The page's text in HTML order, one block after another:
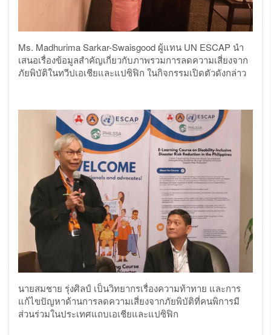
Ms. Madhurima Sarkar-Swaisgood ผู้แทน UN ESCAP นำ
เสนอเรื่องข้อมูลสำคัญเกี่ยวกับภาพรวมการลดความเสี่ยงจาก
ภัยพิบัติในทวีปเอเชียและแปซิฟิก ในกิจกรรมเปิดตัวดังกล่าว
นายสมชาย รุ่งศิลป์ เป็นวิทยากรเรื่องความท้าทาย และการ
แก้ไขปัญหาด้านการลดความเสี่ยงจากภัยพิบัติที่คนพิการมี
ส่วนร่วมในประเทศแถบเอเชียและแปซิฟิก